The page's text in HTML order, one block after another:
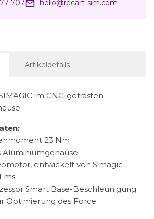
707mail_outline hello@recart-sim.com
Artikeldetails
im CNC-gefrästen
23 Nm
Aluminiumgehäuse
entwickelt von Simagic
ms
Smart Base-Beschleunigung
Optimierung des Force